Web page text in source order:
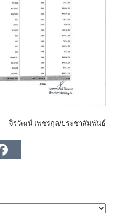
จิรวัฒน์ เพชรกุล/ประชาสัมพันธ์